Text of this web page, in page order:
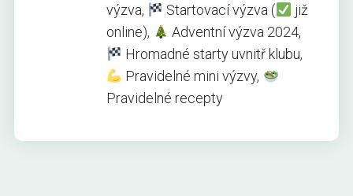
výzva,
Startovací výzva (
již
online),
Adventní výzva 2024,
Hromadné starty uvnitř klubu,
Pravidelné mini výzvy,
Pravidelné recepty